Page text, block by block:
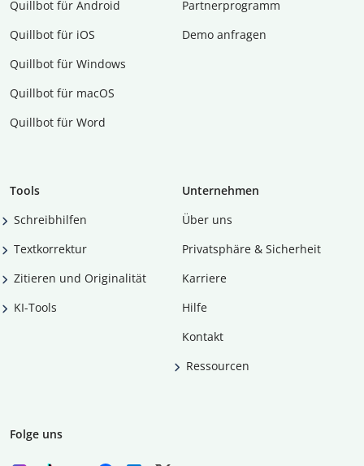
Quillbot für Android
Quillbot für iOS
Quillbot für Windows
Quillbot für macOS
Quillbot für Word
Partnerprogramm
Demo anfragen
Tools
Schreibhilfen
Textkorrektur
Zitieren und Originalität
KI-Tools
Unternehmen
Über uns
Privatsphäre & Sicherheit
Karriere
Hilfe
Kontakt
Ressourcen
Folge uns